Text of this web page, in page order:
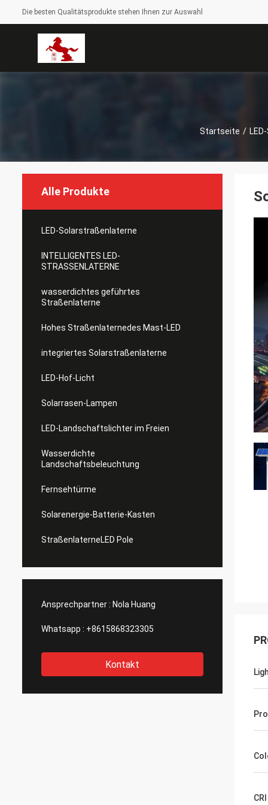
Die besten Qualitätsprodukte stehen Ihnen zur Auswahl
Startseite /
Alle Produkte
LED-Solarstraßenlaterne
INTELLIGENTES LED-
STRASSENLATERNE
wasserdichtes geführtes
Straßenlaterne
Hohes Straßenlaternedes Mast-LED
integriertes Solarstraßenlaterne
LED-Hof-Licht
Solarrasen-Lampen
LED-Landschaftslichter im Freien
Wasserdichte
Landschaftsbeleuchtung
Fernsehtürme
Solarenergie-Batterie-Kasten
StraßenlaterneLED Pole
Ansprechpartner : Nola Huang
Whatsapp : +8615868323305
Kontakt
CRI